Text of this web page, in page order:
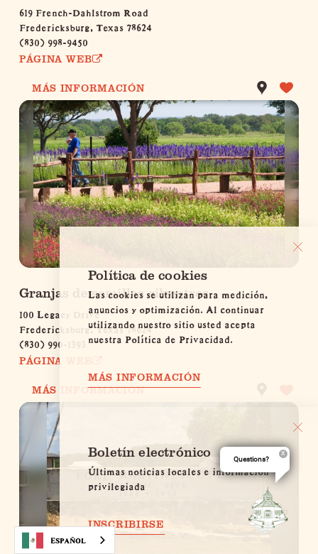
619 French-Dahlstrom Road
Fredericksburg, Texas 78624
(830) 998-9450
PÁGINA WEB
MÁS INFORMACIÓN
Granjas de semillas silvestres
100 Legacy Drive
Fredericksburg, Texas 78624
(830) 990-1393
PÁGINA WEB
MÁS INFORMACIÓN
Política de cookies
Las cookies se utilizan para medición,
anuncios y optimización. Al continuar
utilizando nuestro sitio usted acepta
nuestra Política de Privacidad.
MÁS INFORMACIÓN
Boletín electrónico
Últimas noticias locales e información
privilegiada
INSCRIBIRSE
Español
Questions?